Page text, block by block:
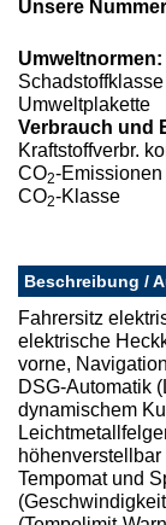
Unsere
Umweltnormen:
Schadstoffklasse
Umweltplakette
Verbrauch und
Kraftstoffverbr.
CO2-Emissionen
CO2-Klasse
Beschreibung /
Fahrersitz
elektrische
vorne,
DSG-Automatik
dynamischem
Tempomat und